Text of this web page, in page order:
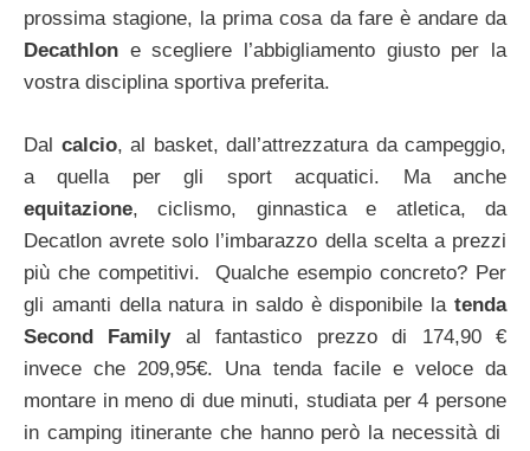
prossima stagione, la prima cosa da fare è andare da
Decathlon e scegliere l’abbigliamento giusto per la
vostra disciplina sportiva preferita.
Dal calcio, al basket, dall’attrezzatura da campeggio,
a quella per gli sport acquatici. Ma anche
equitazione, ciclismo, ginnastica e atletica, da
Decatlon avrete solo l’imbarazzo della scelta a prezzi
più che competitivi. Qualche esempio concreto? Per
gli amanti della natura in saldo è disponibile la tenda
Second Familyal fantastico prezzo di 174,90 €
invece che 209,95€. Una tenda facile e veloce da
montare in meno di due minuti, studiata per 4 persone
in camping itinerante che hanno però la necessità di